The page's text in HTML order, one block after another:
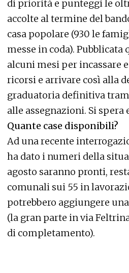
di priorità e punteggi le
accolte al termine del
casa popolare (930 le
messe in coda).
alcuni mesi per incassare
ricorsi e arrivare così alla
graduatoria definitiva
alle assegnazioni. Si spera
Quante case disponibili?
Ad una recente
ha dato i numeri della
agosto saranno pronti,
comunali sui 55 in
potrebbero aggiungere
(la gran parte in via
di completamento).